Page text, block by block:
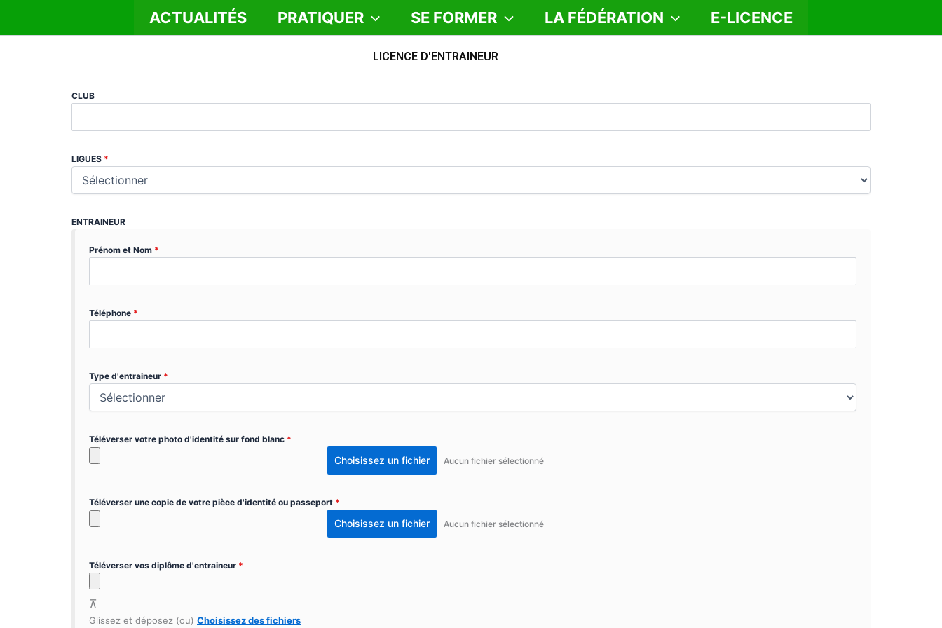
ACTUALITÉS PRATIQUER SE FORMER LA FÉDÉRATION E-LICENCE
LICENCE D'ENTRAINEUR
CLUB
LIGUES *
ENTRAINEUR
Prénom et Nom *
Téléphone *
Type d'entraineur *
Téléverser votre photo d'identité sur fond blanc *
Choisissez un fichier Aucun fichier sélectionné
Téléverser une copie de votre pièce d'identité ou passeport *
Choisissez un fichier Aucun fichier sélectionné
Téléverser vos diplôme d'entraineur *
Glissez et déposez (ou) Choisissez des fichiers